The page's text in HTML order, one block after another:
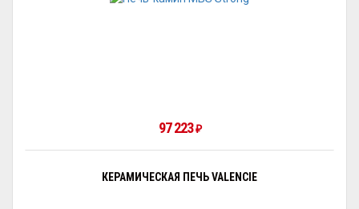
97 223₽
КЕРАМИЧЕСКАЯ ПЕЧЬ VALENCIE